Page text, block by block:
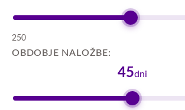
250
OBDOBJE NALOŽBE:
45dni